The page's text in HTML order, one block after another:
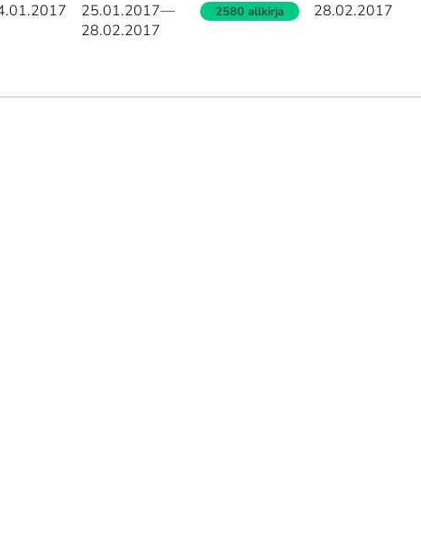
25.01.2017—
28.02.2017
2580 allkirja 28.02.2017